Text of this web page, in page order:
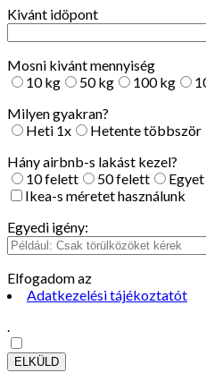
Kivánt idöpont
Mosni kivánt mennyiség
10 kg
50 kg 100 kg
Milyen gyakran?
Heti 1x
Hetente többször
Hány airbnb-s lakást kezel?
10 felett
50 felett
Ikea-s méretet használunk
Egyedi igény:
Elfogadom az
Adatkezelési tájékoztatót